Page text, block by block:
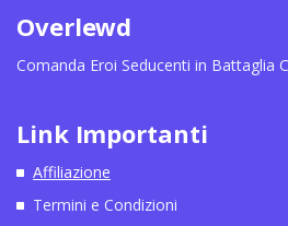
Overlewd
Comanda Eroi Seducenti in Battaglia
Link Importanti
Affiliazione
Termini e Condizioni